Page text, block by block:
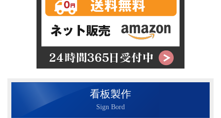
看板製作
Sign Bord